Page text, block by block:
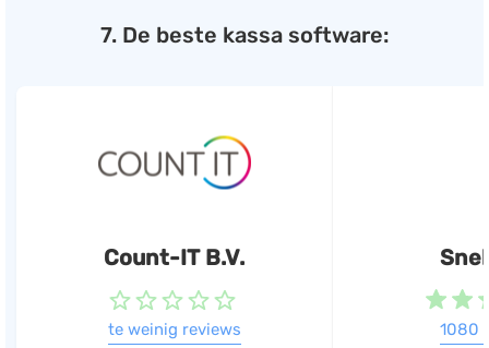
7. De beste kassa software:
Count-IT B.V.
te weinig reviews 1080